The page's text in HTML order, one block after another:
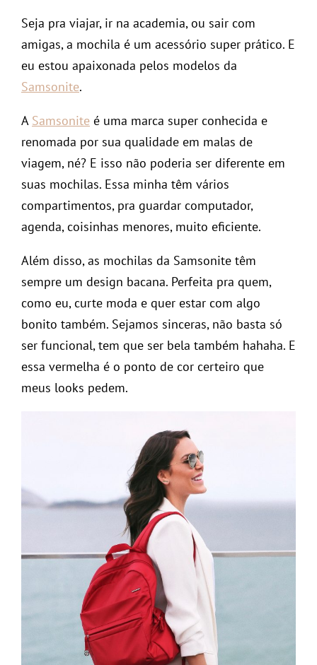
Seja pra viajar, ir na academia, ou sair com
amigas, a mochila é um acessório super prático. E
eu estou apaixonada pelos modelos da
Samsonite.
A Samsonite é uma marca super conhecida e
renomada por sua qualidade em malas de
viagem, né? E isso não poderia ser diferente em
suas mochilas. Essa minha têm vários
compartimentos, pra guardar computador,
agenda, coisinhas menores, muito eficiente.
Além disso, as mochilas da Samsonite têm
sempre um design bacana. Perfeita pra quem,
como eu, curte moda e quer estar com algo
bonito também. Sejamos sinceras, não basta só
ser funcional, tem que ser bela também hahaha. E
essa vermelha é o ponto de cor certeiro que
meus looks pedem.